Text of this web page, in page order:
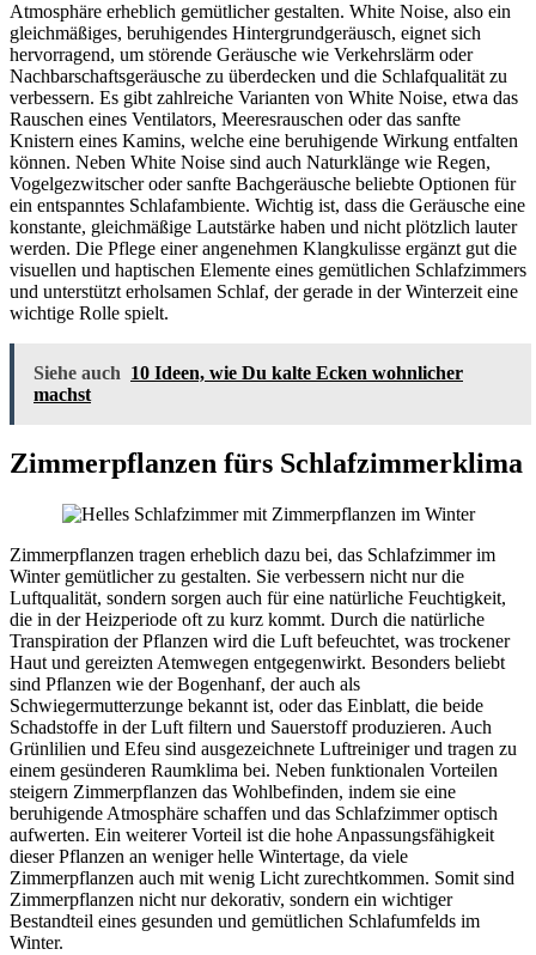
Atmosphäre erheblich gemütlicher gestalten. White Noise, also ein
gleichmäßiges, beruhigendes Hintergrundgeräusch, eignet sich
hervorragend, um störende Geräusche wie Verkehrslärm oder
Nachbarschaftsgeräusche zu überdecken und die Schlafqualität zu
verbessern. Es gibt zahlreiche Varianten von White Noise, etwa das
Rauschen eines Ventilators, Meeresrauschen oder das sanfte
Knistern eines Kamins, welche eine beruhigende Wirkung entfalten
können. Neben White Noise sind auch Naturklänge wie Regen,
Vogelgezwitscher oder sanfte Bachgeräusche beliebte Optionen für
ein entspanntes Schlafambiente. Wichtig ist, dass die Geräusche eine
konstante, gleichmäßige Lautstärke haben und nicht plötzlich lauter
werden. Die Pflege einer angenehmen Klangkulisse ergänzt gut die
visuellen und haptischen Elemente eines gemütlichen Schlafzimmers
und unterstützt erholsamen Schlaf, der gerade in der Winterzeit eine
wichtige Rolle spielt.
Siehe auch 10 Ideen, wie Du kalte Ecken wohnlicher
machst
Zimmerpflanzen fürs Schlafzimmerklima
Zimmerpflanzen tragen erheblich dazu bei, das Schlafzimmer im
Winter gemütlicher zu gestalten. Sie verbessern nicht nur die
Luftqualität, sondern sorgen auch für eine natürliche Feuchtigkeit,
die in der Heizperiode oft zu kurz kommt. Durch die natürliche
Transpiration der Pflanzen wird die Luft befeuchtet, was trockener
Haut und gereizten Atemwegen entgegenwirkt. Besonders beliebt
sind Pflanzen wie der Bogenhanf, der auch als
Schwiegermutterzunge bekannt ist, oder das Einblatt, die beide
Schadstoffe in der Luft filtern und Sauerstoff produzieren. Auch
Grünlilien und Efeu sind ausgezeichnete Luftreiniger und tragen zu
einem gesünderen Raumklima bei. Neben funktionalen Vorteilen
steigern Zimmerpflanzen das Wohlbefinden, indem sie eine
beruhigende Atmosphäre schaffen und das Schlafzimmer optisch
aufwerten. Ein weiterer Vorteil ist die hohe Anpassungsfähigkeit
dieser Pflanzen an weniger helle Wintertage, da viele
Zimmerpflanzen auch mit wenig Licht zurechtkommen. Somit sind
Zimmerpflanzen nicht nur dekorativ, sondern ein wichtiger
Bestandteil eines gesunden und gemütlichen Schlafumfelds im
Winter.